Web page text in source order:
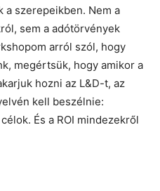
a szerepeikben. Nem a
sem a adótörvények
arról szól, hogy
megértsük, hogy amikor a
hozni az L&D-t, az
kell beszélnie:
És a ROI mindezekről